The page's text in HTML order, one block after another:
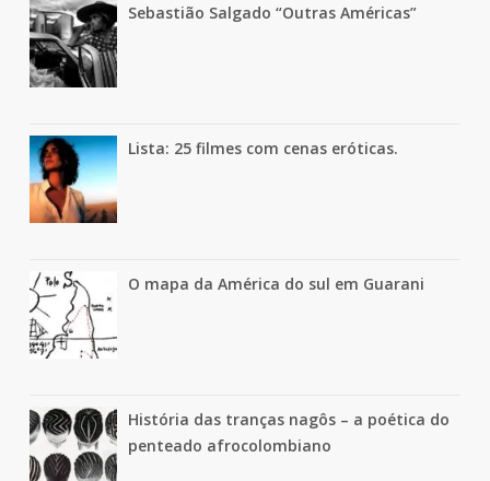
Sebastião Salgado “Outras Américas”
Lista: 25 filmes com cenas eróticas.
O mapa da América do sul em Guarani
História das tranças nagôs – a poética do
penteado afrocolombiano